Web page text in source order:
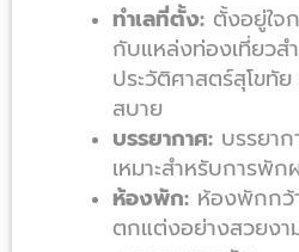
ทำเลที่ตั้ง:ตั้งอยู่ใจก
กับแหล่งท่องเที่ยว
ประวัติศาสตร์สุโขทั
สบาย
บรรยากาศ:บรรยาก
เหมาะสำหรับการพั
ห้องพัก:ห้องพักกว้า
ตกแต่งอย่างสวยง